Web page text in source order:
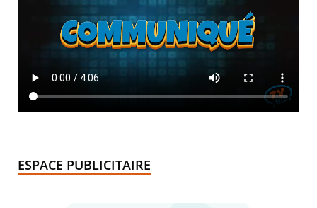
ESPACE PUBLICITAIRE